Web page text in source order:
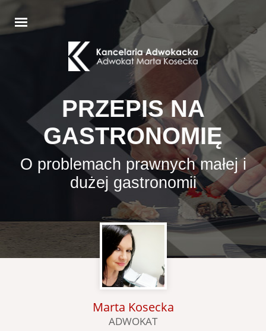
PRZEPIS NA
GASTRONOMIĘ
O problemach prawnych małej i
dużej gastronomii
Marta Kosecka
ADWOKAT